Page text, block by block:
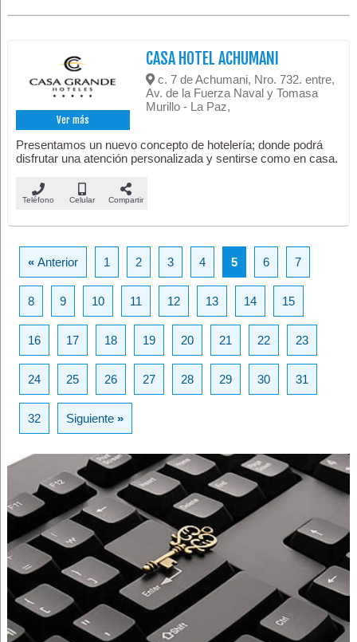
Ver más
CASA HOTEL ACHUMANI
c. 7 de Achumani, Nro. 732. entre,
Av. de la Fuerza Naval y Tomasa
Murillo - La Paz,
Presentamos un nuevo concepto de hotelería; donde podrá
disfrutar una atención personalizada y sentirse como en casa.
Teléfono Celular Compartir
«Anterior 1 2 3 4 5 6 7
8 9 10 11 12 13 14 15
16 17 18 19 20 21 22 23
24 25 26 27 28 29 30 31
32 Siguiente»